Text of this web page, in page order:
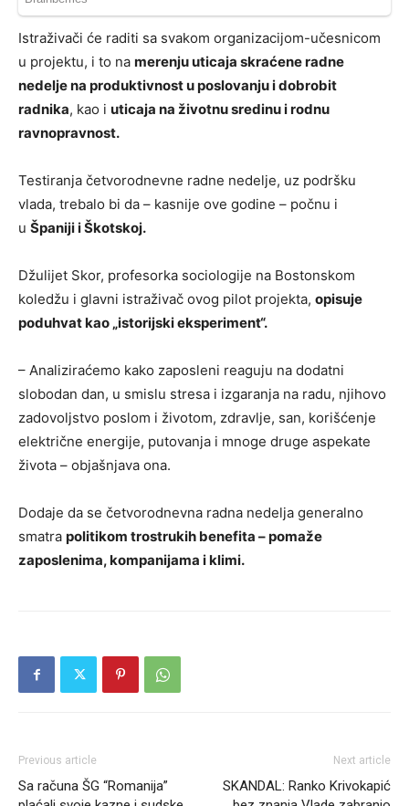
Istraživači će raditi sa svakom organizacijom-učesnicom
u projektu, i to na merenju uticaja skraćene radne
nedelje na produktivnost u poslovanju i dobrobit
radnika, kao i uticaja na životnu sredinu i rodnu
ravnopravnost.
Testiranja četvorodnevne radne nedelje, uz podršku
vlada, trebalo bi da – kasnije ove godine – počnu i
u Španiji i Škotskoj.
Džulijet Skor, profesorka sociologije na Bostonskom
koledžu i glavni istraživač ovog pilot projekta, opisuje
poduhvat kao „istorijski eksperiment“.
– Analiziraćemo kako zaposleni reaguju na dodatni
slobodan dan, u smislu stresa i izgaranja na radu, njihovo
zadovoljstvo poslom i životom, zdravlje, san, korišćenje
električne energije, putovanja i mnoge druge aspekate
života – objašnjava ona.
Dodaje da se četvorodnevna radna nedelja generalno
smatra politikom trostrukih benefita – pomaže
zaposlenima, kompanijama i klimi.
Previous article
Sa računa ŠG “Romanija”
Next article
SKANDAL: Ranko Krivokapić